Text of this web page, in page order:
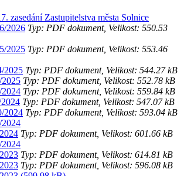
zasedání Zastupitelstva města Solnice
2026 Typ: PDF dokument, Velikost: 550.53
2025 Typ: PDF dokument, Velikost: 553.46
2025 Typ: PDF dokument, Velikost: 544.27 kB
2025 Typ: PDF dokument, Velikost: 552.78 kB
2024 Typ: PDF dokument, Velikost: 559.84 kB
Typ: PDF dokument, Velikost: 547.07 kB
2024 Typ: PDF dokument, Velikost: 593.04 kB
2024
Typ: PDF dokument, Velikost: 601.66 kB
2024
Typ: PDF dokument, Velikost: 614.81 kB
Typ: PDF dokument, Velikost: 596.08 kB